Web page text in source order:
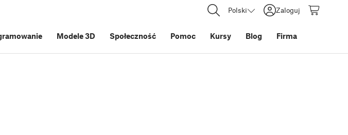
Polski Zaloguj
Modele 3D Społeczność Pomoc Kursy Blog Firma